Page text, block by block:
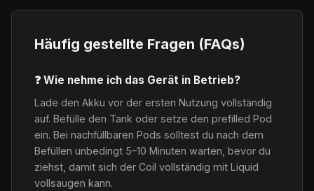
Häufig gestellte Fragen (FAQs)
❓ Wie nehme ich das Gerät in Betrieb?
Lade den Akku vor der ersten Nutzung vollständig
auf. Befülle den Tank oder setze den prefilled Pod
ein. Bei nachfüllbaren Pods solltest du nach dem
Befüllen unbedingt 5–10 Minuten warten, bevor du
ziehst, damit sich der Coil vollständig mit Liquid
vollsaugen kann.